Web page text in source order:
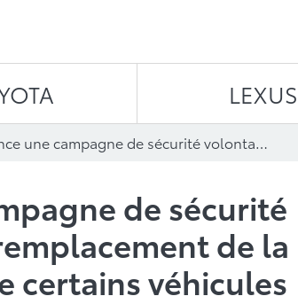
LEXUS
Toyota annonce une campagne de sécurité volontaire touchant le remplacement de la poulie de vilebrequin de certains véhicules Toyota et Lexus
de sécurité
de la
certains véhicules